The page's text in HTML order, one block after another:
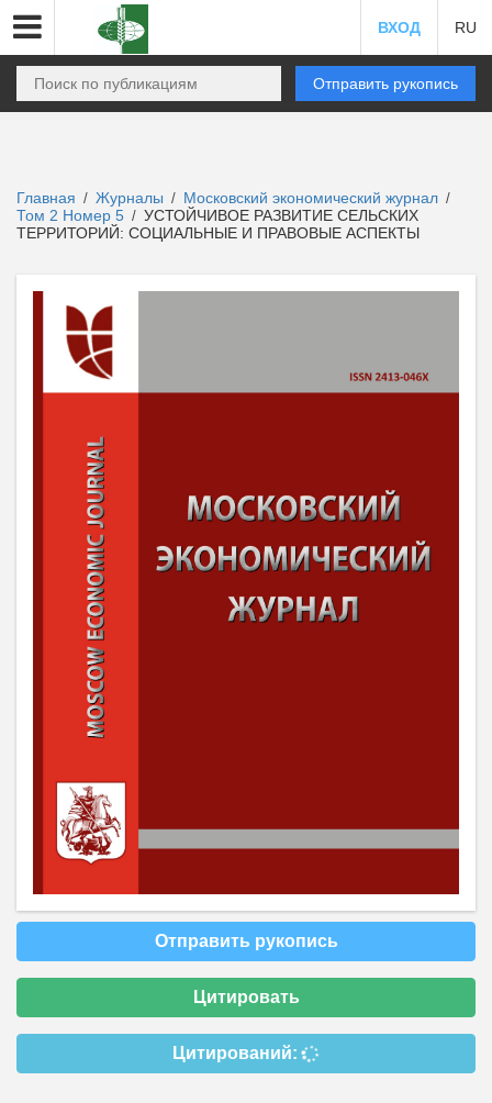
ВХОД RU
Отправить рукопись
Главная / Журналы / Московский экономический журнал /
Том 2 Номер 5 / УСТОЙЧИВОЕ РАЗВИТИЕ СЕЛЬСКИХ
ТЕРРИТОРИЙ: СОЦИАЛЬНЫЕ И ПРАВОВЫЕ АСПЕКТЫ
Отправить рукопись
Цитировать
Цитирований: